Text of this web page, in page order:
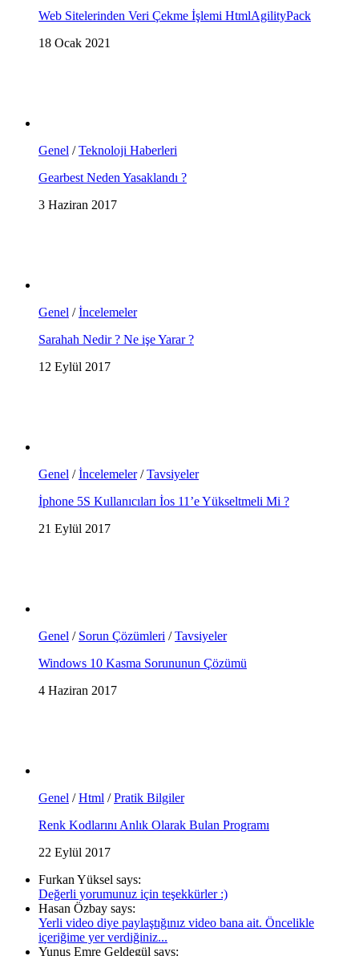
Web Sitelerinden Veri Çekme İşlemi HtmlAgilityPack
18 Ocak 2021
Genel /Teknoloji Haberleri
Gearbest Neden Yasaklandı ?
3 Haziran 2017
Genel /İncelemeler
Sarahah Nedir ? Ne işe Yarar ?
12 Eylül 2017
Genel /İncelemeler/Tavsiyeler
İphone 5S Kullanıcıları İos 11’e Yükseltmeli Mi ?
21 Eylül 2017
Genel / Sorun Çözümleri /Tavsiyeler
Windows 10 Kasma Sorununun Çözümü
4 Haziran 2017
Genel /Html /Pratik Bilgiler
Renk Kodlarını Anlık Olarak Bulan Programı
22 Eylül 2017
Furkan Yüksel says:
Değerli yorumunuz için teşekkürler :)
Hasan Özbay says:
Yerli video diye paylaştığınız video bana ait. Öncelikle
içeriğime yer verdiğiniz...
Yunus Emre Geldegül says: